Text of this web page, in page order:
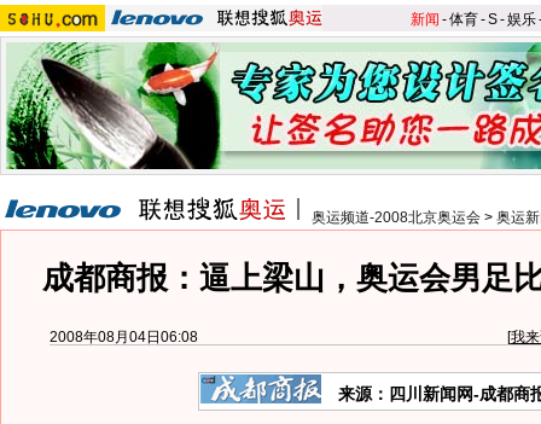
新闻 -体育-S-娱乐
奥运频道-2008北京奥运会 > 奥运
成都商报：逼上梁山，奥运会男足
2008年08月04日06:08 [我
来源：四川新闻网-成都商